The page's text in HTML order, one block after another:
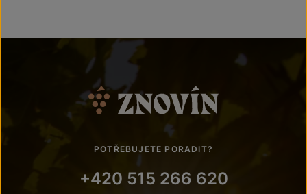
POTŘEBUJETE PORADIT?
+420 515 266 620